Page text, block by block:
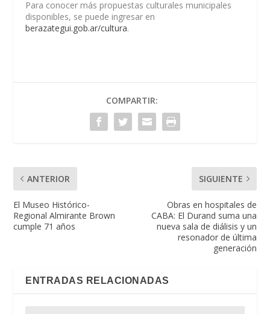
Para conocer más propuestas culturales municipales
disponibles, se puede ingresar en
berazategui.gob.ar/cultura.
COMPARTIR:
ANTERIOR
El Museo Histórico-
Regional Almirante Brown
cumple 71 años
SIGUIENTE
Obras en hospitales de
CABA: El Durand suma una
nueva sala de diálisis y un
resonador de última
generación
ENTRADAS RELACIONADAS